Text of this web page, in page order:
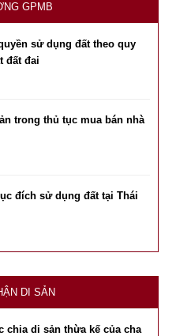
GPMB
sử dụng đất theo quy
đất đai
trong thủ tục mua bán nhà
đích sử dụng đất tại Thái
DI SẢN
chia di sản thừa kế của cha